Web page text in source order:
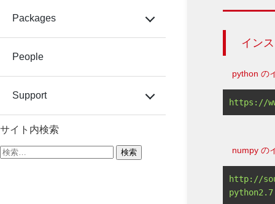
イン
python の
numpy の
http://
Packages
People
Support
サイト内検索
検